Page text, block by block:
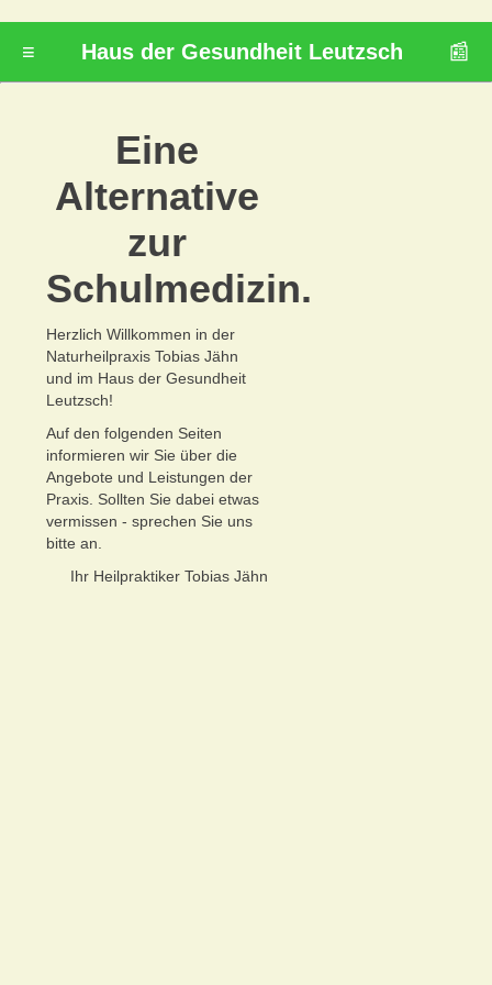
Eine
Alternative
zur
Schulmedizin.
Herzlich Willkommen in der
Naturheilpraxis Tobias Jähn
und im Haus der Gesundheit
Leutzsch!
Auf den folgenden Seiten
informieren wir Sie über die
Angebote und Leistungen der
Praxis. Sollten Sie dabei etwas
vermissen - sprechen Sie uns
bitte an.
Ihr Heilpraktiker Tobias Jähn
≡ 📰
Haus der Gesundheit Leutzsch